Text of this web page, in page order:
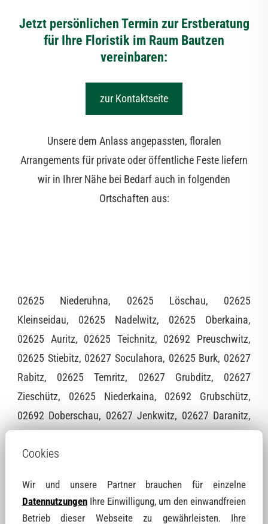
Jetzt persönlichen Termin zur Erstberatung
für Ihre Floristik im Raum Bautzen
vereinbaren:
zur Kontaktseite
Unsere dem Anlass angepassten, floralen
Arrangements für private oder öffentliche Feste liefern
wir in Ihrer Nähe bei Bedarf auch in folgenden
Ortschaften aus:
02625 Niederuhna, 02625 Löschau, 02625
Kleinseidau, 02625 Nadelwitz, 02625 Oberkaina,
02625 Auritz, 02625 Teichnitz, 02692 Preuschwitz,
02625 Stiebitz, 02627 Soculahora, 02625 Burk, 02627
Rabitz, 02625 Temritz, 02627 Grubditz, 02627
Zieschütz, 02625 Niederkaina, 02692 Grubschütz,
02692 Doberschau, 02627 Jenkwitz, 02627 Daranitz,
02627 Rieschen, 02625 Lubachau, 02692 Denkwitz,
Kleinwelka, 02692 Singwitz, 02625 Salzenforst, 02633
Dreistern, 02692 Techritz, 02633 Oberförstchen, 02692
Cookies
Wir und unsere Partner brauchen für einzelne
DatennutzungenIhre Einwilligung, um den einwandfreien
Betrieb dieser Webseite zu gewährleisten. Ihre